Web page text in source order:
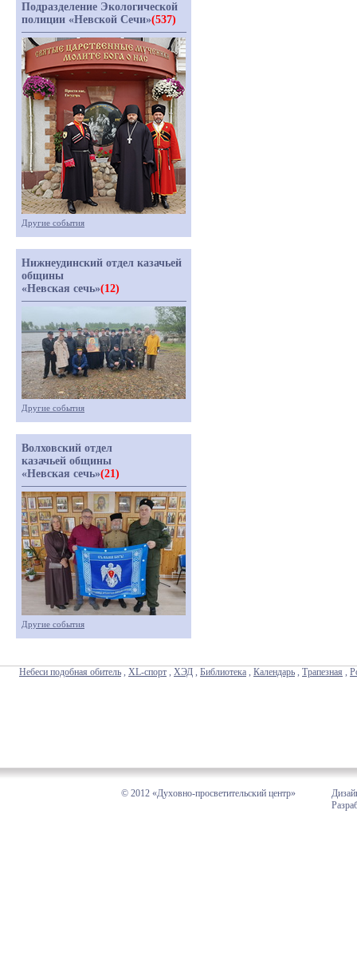
Подразделение Экологической
полиции «Невской Сечи»(537)
Другие события
Нижнеудинский отдел казачьей
общины
«Невская сечь»(12)
Другие события
Волховский отдел
казачьей общины
«Невская сечь»(21)
Другие события
Небеси подобная обитель , XL-спорт , ХЭД , Библиотека , Календарь , Трапезная ,
© 2012 «Духовно-просветительский центр»